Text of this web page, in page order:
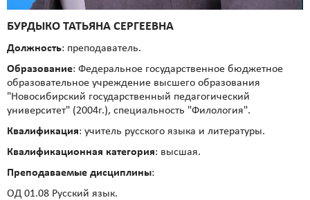
БУРДЫКО ТАТЬЯНА СЕРГЕЕВНА
Должность: преподаватель.
Образование: Федеральное государственное бюджетное
образовательное учреждение высшего образования
"Новосибирский государственный педагогический
университет" (2004г.), специальность "Филология".
Квалификация: учитель русского языка и литературы.
Квалификационная категория: высшая.
Преподаваемые дисциплины:
ОД 01.08 Русский язык.